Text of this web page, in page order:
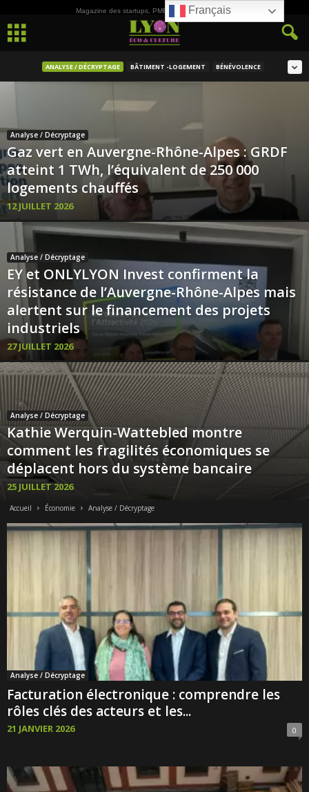
Magazine des startups, PME, ETI et de la Culture
ANALYSE / DÉCRYPTAGE BÂTIMENT -LOGEMENT BÉNÉVOLENCE
Analyse / Décryptage
Gaz vert en Auvergne-Rhône-Alpes : GRDF
atteint 1 TWh, l’équivalent de 250 000
logements chauffés
12 JUILLET 2026
Analyse / Décryptage
EY et ONLYLYON Invest confirment la
résistance de l’Auvergne-Rhône-Alpes mais
alertent sur le financement des projets
industriels
27 JUILLET 2026
Analyse / Décryptage
Kathie Werquin-Wattebled montre
comment les fragilités économiques se
déplacent hors du système bancaire
25 JUILLET 2026
Accueil Économie Analyse / Décryptage
Analyse / Décryptage
Facturation électronique : comprendre les
rôles clés des acteurs et les...
21 JANVIER 2026 0
Français